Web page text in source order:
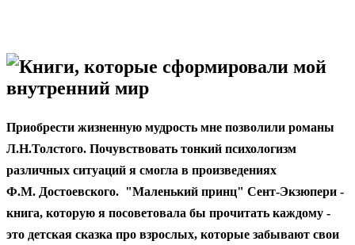
Книги, которые сформировали мой
внутренний мир
Приобрести жизненную мудрость мне позволили романы
Л.Н.Толстого. Почувствовать тонкий психологизм
различных ситуаций я смогла в произведениях
Ф.М. Достоевского. "Маленький принц" Сент-Экзюпери -
книга, которую я посоветовала бы прочитать каждому -
это детская сказка про взрослых, которые забывают свои